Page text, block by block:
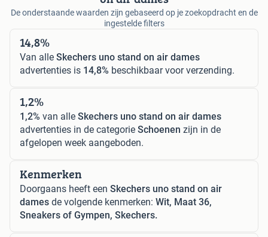
De onderstaande waarden zijn gebaseerd op je zoekopdracht en de
ingestelde filters
14,8%
Van alle Skechers uno stand on air dames
advertenties is 14,8% beschikbaar voor verzending.
1,2%
1,2% van alle Skechers uno stand on air dames
advertenties in de categorie Schoenen zijn in de
afgelopen week aangeboden.
Kenmerken
Doorgaans heeft een Skechers uno stand on air
dames de volgende kenmerken: Wit, Maat 36,
Sneakers of Gympen, Skechers.